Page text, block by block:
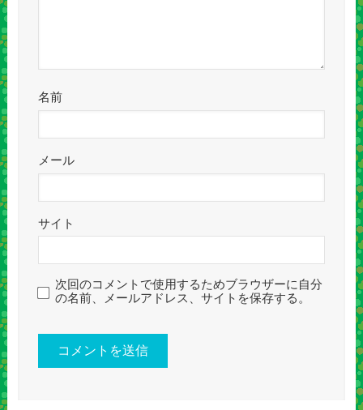
名前
メール
サイト
次回のコメントで使用するためブラウザーに自分
の名前、メールアドレス、サイトを保存する。